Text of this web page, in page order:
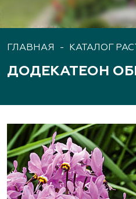
ГЛАВНАЯ - КАТАЛОГ
ДОДЕКАТЕОН